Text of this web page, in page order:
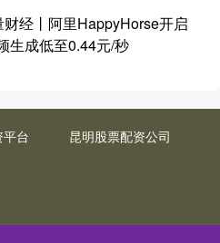
经丨阿里HappyHorse开启
生成低至0.44元/秒
台 昆明股票配资公司